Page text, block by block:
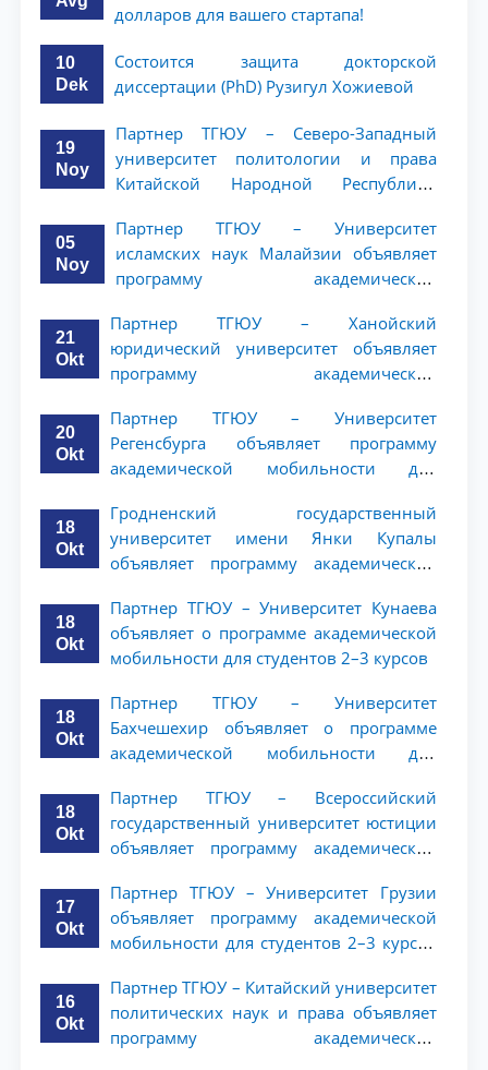
долларов для вашего стартапа!
10
Dek
Состоится защита докторской
диссертации (PhD) Рузигул Xoжиевой
19
Noy
Партнер ТГЮУ – Северо-Западный
университет политологии и права
Китайской Народной Республики
академической мобильности для
студентов 2–3 курсов
05
Noy
Партнер ТГЮУ – Университет
исламских наук Малайзии объявляет
программу академической
ТГЮУ
21
Okt
Партнер ТГЮУ – Ханойский
юридический университет объявляет
программу академической
20
Okt
Партнер ТГЮУ – Университет
Регенсбурга объявляет программу
академической мобильности для
18
Okt
Гродненский государственный
университет имени Янки Купалы
объявляет программу академической
ТГЮУ
18
Okt
Партнер ТГЮУ – Университет Кунаева
объявляет о программе академической
мобильности для студентов 2–3 курсов
18
Okt
Партнер ТГЮУ – Университет
Бахчешехир объявляет о программе
академической мобильности для
18
Okt
Партнер ТГЮУ – Всероссийский
государственный университет юстиции
объявляет программу академической
ТГЮУ
17
Okt
Партнер ТГЮУ – Университет Грузии
объявляет программу академической
мобильности для студентов 2–3 курсов
16
Okt
Партнер ТГЮУ – Китайский университет
политических наук и права объявляет
программу академической